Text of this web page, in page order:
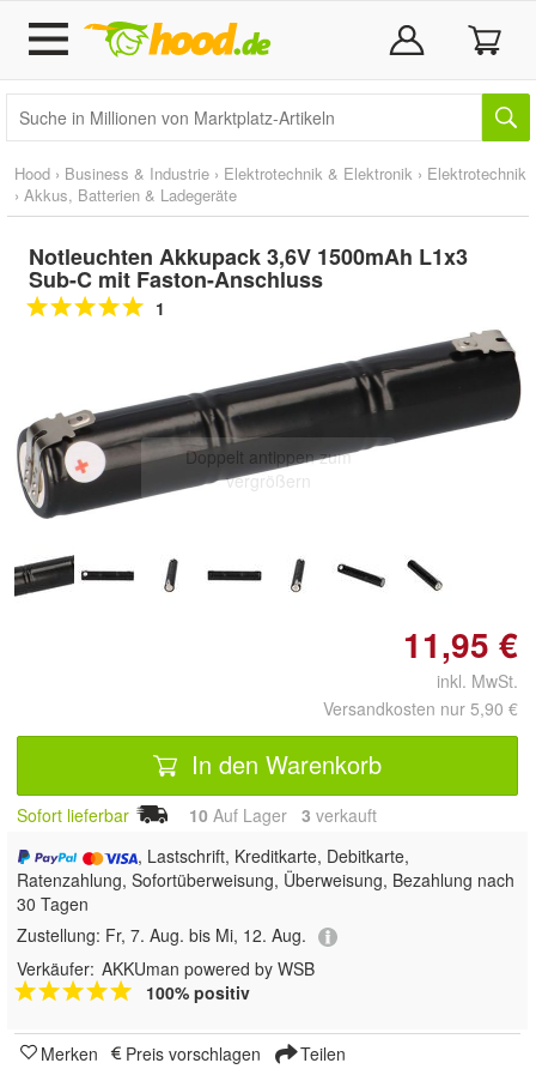
Hood › Business & Industrie › Elektrotechnik & Elektronik › Elektrotechnik
› Akkus, Batterien & Ladegeräte
Notleuchten Akkupack 3,6V 1500mAh L1x3
Sub-C mit Faston-Anschluss
1
Doppelt antippen zum
vergrößern
11,95 €
inkl. MwSt.
Versandkosten nur 5,90 €
In den Warenkorb
Sofort lieferbar 10 Auf Lager 3 verkauft
, Lastschrift, Kreditkarte, Debitkarte,
Ratenzahlung, Sofortüberweisung, Überweisung, Bezahlung nach
30 Tagen
Zustellung: Fr, 7. Aug. bis Mi, 12. Aug.
Verkäufer: AKKUman powered by WSB
100% positiv
Merken Preis vorschlagen Teilen